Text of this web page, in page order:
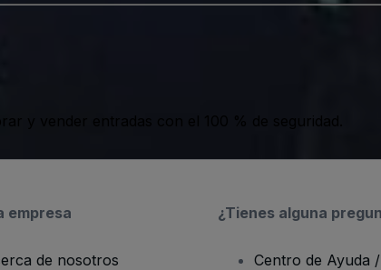
y vender entradas con el 100 % de seguridad.
empresa
de nosotros
¿Tienes alguna
Centro de Ayuda